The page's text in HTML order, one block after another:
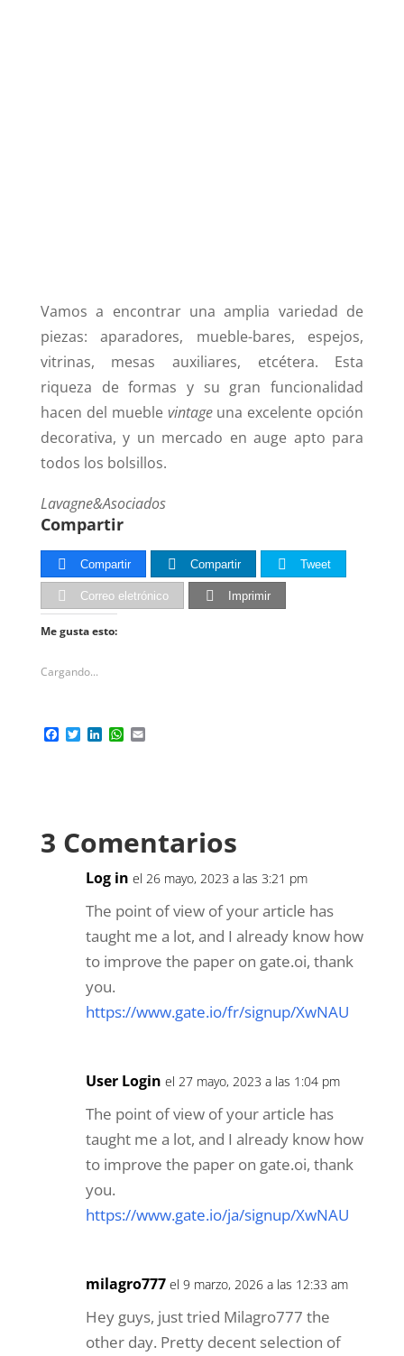
Vamos a encontrar una amplia variedad de
piezas: aparadores, mueble-bares, espejos,
vitrinas, mesas auxiliares, etcétera. Esta
riqueza de formas y su gran funcionalidad
hacen del mueble vintageuna excelente opción
decorativa, y un mercado en auge apto para
todos los bolsillos.
Lavagne&Asociados
Compartir
Compartir Compartir Tweet
Correo eletrónico Imprimir
Me gusta esto:
Cargando...
F
k
T L
n
W
p
E
3 Comentarios
Log in el 26 mayo, 2023 a las 3:21 pm
The point of view of your article has
taught me a lot, and I already know how
to improve the paper on gate.oi, thank
you.
https://www.gate.io/fr/signup/XwNAU
User Login el 27 mayo, 2023 a las 1:04 pm
The point of view of your article has
taught me a lot, and I already know how
to improve the paper on gate.oi, thank
you.
https://www.gate.io/ja/signup/XwNAU
milagro777 el 9 marzo, 2026 a las 12:33 am
Hey guys, just tried Milagro777 the
other day. Pretty decent selection of